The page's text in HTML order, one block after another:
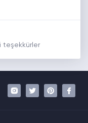
teşekkürler